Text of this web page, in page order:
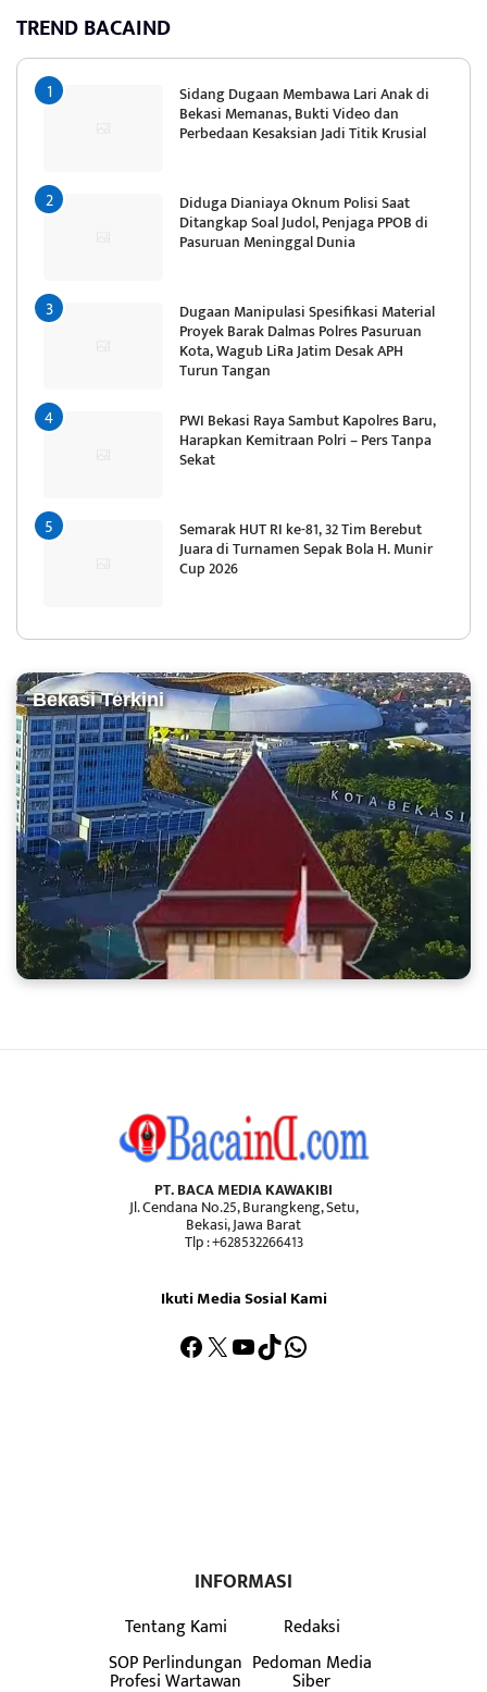
TREND BACAIND
Sidang Dugaan Membawa Lari Anak di
Bekasi Memanas, Bukti Video dan
Perbedaan Kesaksian Jadi Titik Krusial
Diduga Dianiaya Oknum Polisi Saat
Ditangkap Soal Judol, Penjaga PPOB di
Pasuruan Meninggal Dunia
Dugaan Manipulasi Spesifikasi Material
Proyek Barak Dalmas Polres Pasuruan
Kota, Wagub LiRa Jatim Desak APH
Turun Tangan
PWI Bekasi Raya Sambut Kapolres Baru,
Harapkan Kemitraan Polri – Pers Tanpa
Sekat
Semarak HUT RI ke-81, 32 Tim Berebut
Juara di Turnamen Sepak Bola H. Munir
Cup 2026
Bekasi Terkini
PT. BACA MEDIA KAWAKIBI
Jl. Cendana No.25, Burangkeng, Setu,
Bekasi, Jawa Barat
Tlp : +628532266413
Ikuti Media Sosial Kami
Facebook
X YouTube
TikTokWhatsApp
INFORMASI
Tentang Kami
Redaksi
SOP Perlindungan
Profesi Wartawan
Pedoman Media
Siber